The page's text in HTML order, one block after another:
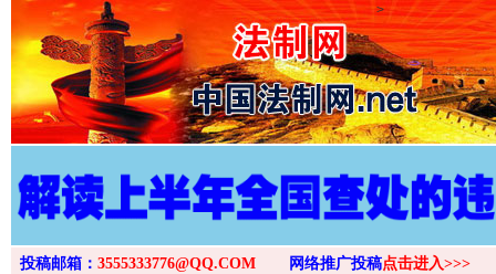
>
投稿邮箱： 3555333776@QQ.COM 网络推广投稿点击进入>>>